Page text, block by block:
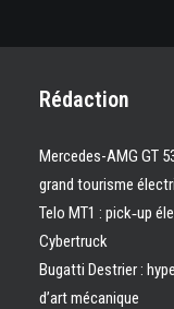
Rédaction
Mercedes-AMG GT
grand tourisme
Telo MT1 : pick‑up
Cybertruck
Bugatti Destrier :
d’art mécanique